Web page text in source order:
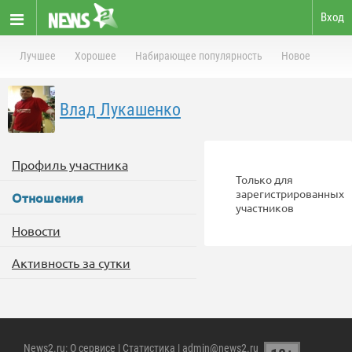
Вход
Лучшее Хорошее Набирающее популярность Новое
Влад Лукашенко
Профиль участника
Отношения
Новости
Активность за сутки
Только для
зарегистрированных
участников
News2.ru: О сервисе | Статистика | admin@news2.ru